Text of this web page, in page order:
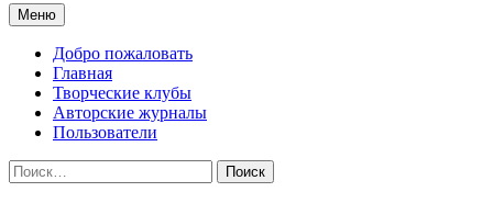
Меню Перейти
к
содержимому
Добро пожаловать
Главная
Творческие клубы
Авторские журналы
Пользователи
Найти: